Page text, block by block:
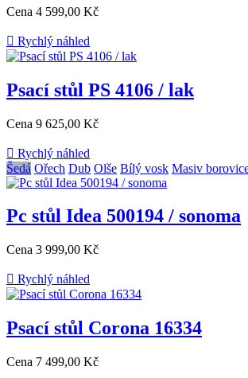
Cena 4 599,00 Kč
 Rychlý náhled
Psací stůl PS 4106 / lak
Cena 9 625,00 Kč
 Rychlý náhled
Šedá Ořech Dub Olše Bílý vosk Masiv
Pc stůl Idea 500194 / sonoma
Cena 3 999,00 Kč
 Rychlý náhled
Psací stůl Corona 16334
Cena 7 499,00 Kč